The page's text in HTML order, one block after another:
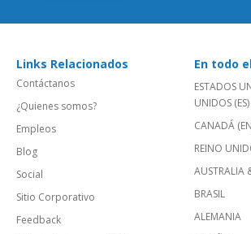
Links Relacionados
Contáctanos
¿Quienes somos?
Empleos
Blog
Social
Sitio Corporativo
Feedback
En todo
ESTADOS
UNIDOS (ES)
CANADÁ
REINO
AUSTRALIA
BRASIL
ALEMANIA